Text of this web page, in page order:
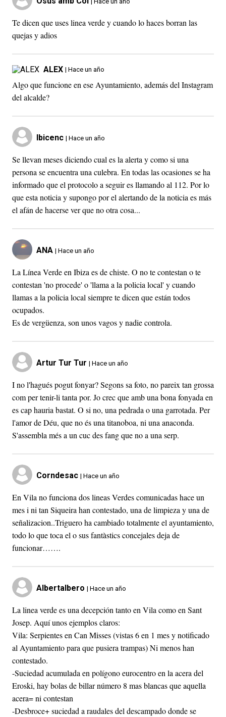
Te dicen que uses linea verde y cuando lo haces borran las
quejas y adios
ALEX | Hace un año
Algo que funcione en ese Ayuntamiento, además del Instagram
del alcalde?
Ibicenc | Hace un año
Se llevan meses diciendo cual es la alerta y como si una
persona se encuentra una culebra. En todas las ocasiones se ha
informado que el protocolo a seguir es llamando al 112. Por lo
que esta noticia y supongo por el alertando de la noticia es más
el afán de hacerse ver que no otra cosa...
ANA | Hace un año
La Línea Verde en Ibiza es de chiste. O no te contestan o te
contestan 'no procede' o 'llama a la policia local' y cuando
llamas a la policia local siempre te dicen que están todos
ocupados.
Es de vergüenza, son unos vagos y nadie controla.
Artur Tur Tur | Hace un año
I no l'hagués pogut fonyar? Segons sa foto, no pareix tan grossa
com per tenir-li tanta por. Jo crec que amb una bona fonyada en
es cap hauria bastat. O si no, una pedrada o una garrotada. Per
l'amor de Déu, que no és una titanoboa, ni una anaconda.
S'assembla més a un cuc des fang que no a una serp.
Corndesac | Hace un año
En Vila no funciona dos lineas Verdes comunicadas hace un
mes i ni tan Siqueira han contestado, una de limpieza y una de
señalizacion..Triguero ha cambiado totalmente el ayuntamiento,
todo lo que toca el o sus fantàstics concejales deja de
funcionar…….
Albertalbero | Hace un año
La linea verde es una decepción tanto en Vila como en Sant
Josep. Aquí unos ejemplos claros:
Vila: Serpientes en Can Misses (vistas 6 en 1 mes y notificado
al Ayuntamiento para que pusiera trampas) Ni menos han
contestado.
-Suciedad acumulada en polígono eurocentro en la acera del
Eroski, hay bolas de billar número 8 mas blancas que aquella
acera= ni contestan
-Desbroce+ suciedad a raudales del descampado donde se